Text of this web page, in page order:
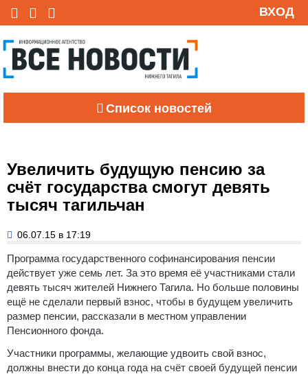
ВХОД
Список новостей
Увеличить будущую пенсию за
счёт государства смогут девять
тысяч тагильчан
06.07.15 в 17:19
Программа государственного софинансирования пенсии
действует уже семь лет. За это время её участниками стали
девять тысяч жителей Нижнего Тагила. Но больше половины
ещё не сделали первый взнос, чтобы в будущем увеличить
размер пенсии, рассказали в местном управлении
Пенсионного фонда.
Участники программы, желающие удвоить свой взнос,
должны внести до конца года на счёт своей будущей пенсии